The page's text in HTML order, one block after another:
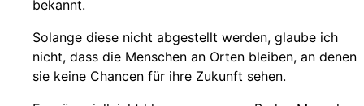
bekannt.
Solange diese nicht abgestellt werden, glaube ich
nicht, dass die Menschen an Orten bleiben, an denen
sie keine Chancen für ihre Zukunft sehen.